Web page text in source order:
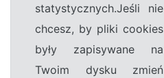
statystycznych.Jeśli nie
chcesz, by pliki cookies
były zapisywane na
Twoim dysku zmień